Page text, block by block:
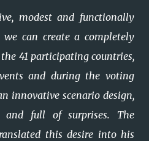
modest and functionally
can create a completely
41 participating countries,
and during the voting
innovative scenario design,
full of surprises. The
this desire into his